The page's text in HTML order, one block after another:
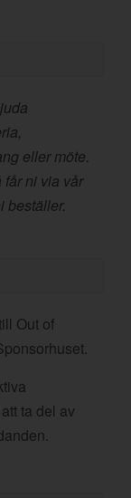
eller möte.
ni via vår
beställer.
Out of
ta del av